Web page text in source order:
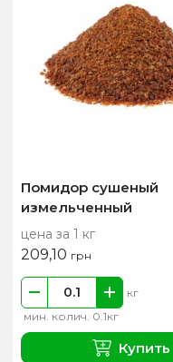
Помидор сушеный
измельченный
цена за 1 кг
209,10 грн
мин. колич. 0.1кг
кг
Купить